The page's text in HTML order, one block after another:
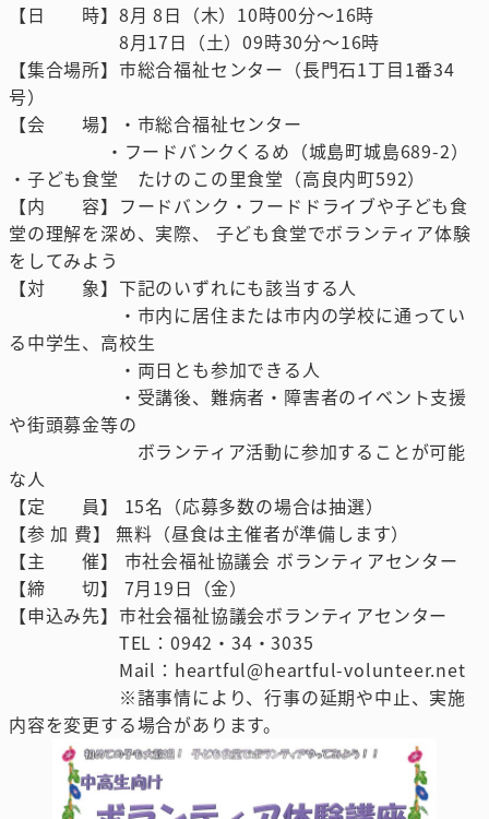
【日 時】8月 8日（木）10時00分～16時
8月17日（土）09時30分～16時
【集合場所】市総合福祉センター（長門石1丁目1番34
号）
【会 場】・市総合福祉センター
・フードバンクくるめ（城島町城島689-2）
・子ども食堂 たけのこの里食堂（高良内町592）
【内 容】フードバンク・フードドライブや子ども食
堂の理解を深め、実際、 子ども食堂でボランティア体験
をしてみよう
【対 象】下記のいずれにも該当する人
・市内に居住または市内の学校に通ってい
る中学生、高校生
・両日とも参加できる人
・受講後、難病者・障害者のイベント支援
や街頭募金等の
ボランティア活動に参加することが可能
な人
【定 員】 15名（応募多数の場合は抽選）
【参 加 費】 無料（昼食は主催者が準備します）
【主 催】 市社会福祉協議会 ボランティアセンター
【締 切】 7月19日（金）
【申込み先】市社会福祉協議会ボランティアセンター
TEL：0942・34・3035
Mail：heartful@heartful-volunteer.net
※諸事情により、行事の延期や中止、実施
内容を変更する場合があります。